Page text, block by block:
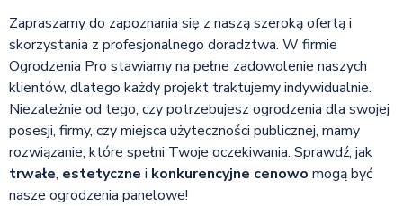
Zapraszamy do zapoznania się z naszą szeroką ofertą i
skorzystania z profesjonalnego doradztwa. W firmie
Ogrodzenia Pro stawiamy na pełne zadowolenie naszych
klientów, dlatego każdy projekt traktujemy indywidualnie.
Niezależnie od tego, czy potrzebujesz ogrodzenia dla swojej
posesji, firmy, czy miejsca użyteczności publicznej, mamy
rozwiązanie, które spełni Twoje oczekiwania. Sprawdź, jak
trwałe, estetyczne i konkurencyjne cenowo mogą być
nasze ogrodzenia panelowe!